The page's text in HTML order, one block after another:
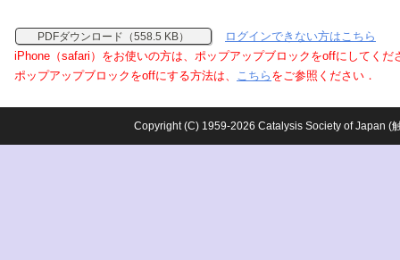
PDFダウンロード（558.5 KB）
ログインできない方はこちら
iPhone（safari）をお使いの方は、ポップアップブロックをoffにしてくだ
ポップアップブロックをoffにする方法は、 こちら をご参照ください．
Copyright (C) 1959-2026 Catalysis Society of Japan (